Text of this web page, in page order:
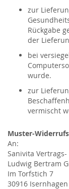
zur
Rückgabe
der
bei
wurde.
zur
vermischt
Muster-
An:
Sanivita
Ludwig Bertram
Im Torfstich 7
30916 Isernhagen